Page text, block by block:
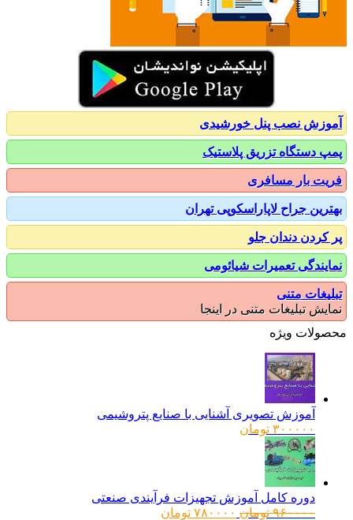
نصب پنل خورشیدی
دستگاه تزریق پلاستیک
بار مسافری
جراح لاپاراسکوپی تهران
دندان جلو
تعمیرات شیائومی
متنی
تبلیغات متنی در اینجا
ویژه
آموزش تصویری آشنایی با صنایع پتروشیمی
۳۰۰۰۰۰ تومان
دوره کامل آموزش تجهیزات فرآیندی صنعتی
۹۶۰۰۰۰ تومانقیمت
۷۸۰۰۰۰ تومانقیمت